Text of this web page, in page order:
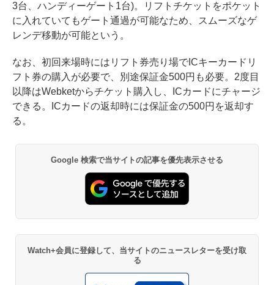
3台、ハンディーゲート1台)。リフトチケットをポケット
に入れていてもゲート通過が可能なため、スムーズなゲ
レンデ移動が可能という。
なお、初回来場時にはリフト券売り場でICキーカードリ
フト券の購入が必要で、別途保証金500円も必要。2度目
以降はWebketからチケット購入し、ICカードにチャージ
できる。ICカードの返却時には保証金の500円を返却す
る。
Google 検索で当サイトの記事を優先表示させる
Watch+会員に登録して、当サイトのニュースレターを受け取
る